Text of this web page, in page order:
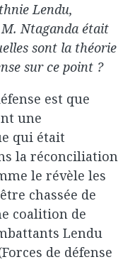
Lendu,
Ntaganda était
sont la théorie
sur ce point ?
est que
une
qui était
la réconciliation
le révèle les
chassée de
coalition de
Lendu
de défense